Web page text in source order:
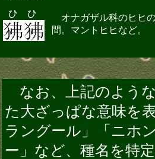
ひ ひ
オナガザル科のヒヒ
間。マントヒヒなど。
なお、上記のよう
た大ざっぱな意味を
ラングール」「ニホ
ー」など、種名を特